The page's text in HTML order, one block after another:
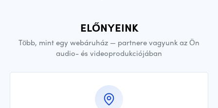
ELŐNYEINK
Több, mint egy webáruház — partnere vagyunk az Ön
audio- és videoprodukciójában